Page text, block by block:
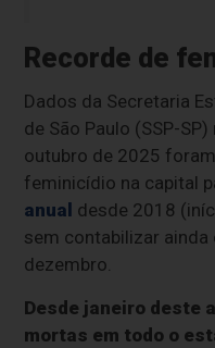
Recorde de
Dados da Secretaria
de São Paulo (SSP-
outubro de 2025
feminicídio na capital
anual desde 2018
sem contabilizar
dezembro.
Desde janeiro deste
mortas em todo o